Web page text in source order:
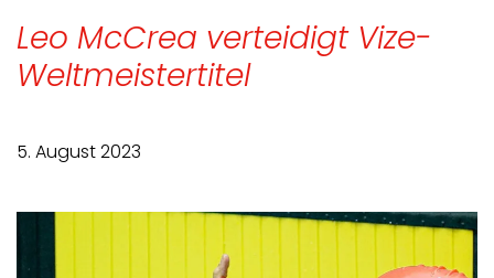
Leo McCrea verteidigt Vize-
Weltmeistertitel
5. August 2023